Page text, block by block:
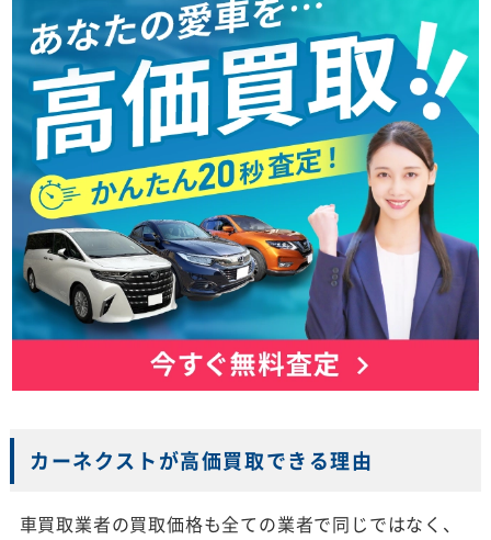
カーネクストが高価買取できる理由
車買取業者の買取価格も全ての業者で同じではなく、